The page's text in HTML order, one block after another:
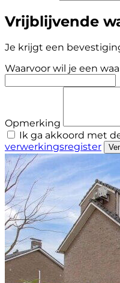
Vrijblijvende
Je krijgt een
Waarvoor wil je een
Opmerking
Ik ga akkoord met
verwerkingsregister